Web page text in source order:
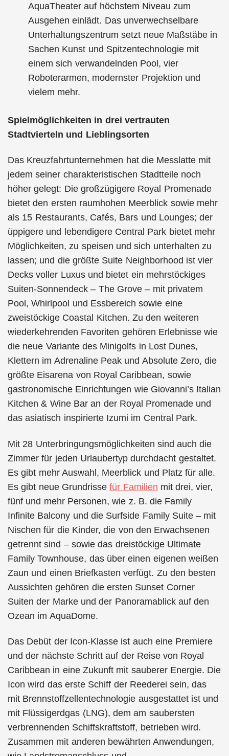
AquaTheater auf höchstem Niveau zum
Ausgehen einlädt. Das unverwechselbare
Unterhaltungszentrum setzt neue Maßstäbe in
Sachen Kunst und Spitzentechnologie mit
einem sich verwandelnden Pool, vier
Roboterarmen, modernster Projektion und
vielem mehr.
Spielmöglichkeiten in drei vertrauten
Stadtvierteln und Lieblingsorten
Das Kreuzfahrtunternehmen hat die Messlatte mit
jedem seiner charakteristischen Stadtteile noch
höher gelegt: Die großzügigere Royal Promenade
bietet den ersten raumhohen Meerblick sowie mehr
als 15 Restaurants, Cafés, Bars und Lounges; der
üppigere und lebendigere Central Park bietet mehr
Möglichkeiten, zu speisen und sich unterhalten zu
lassen; und die größte Suite Neighborhood ist vier
Decks voller Luxus und bietet ein mehrstöckiges
Suiten-Sonnendeck – The Grove – mit privatem
Pool, Whirlpool und Essbereich sowie eine
zweistöckige Coastal Kitchen. Zu den weiteren
wiederkehrenden Favoriten gehören Erlebnisse wie
die neue Variante des Minigolfs in Lost Dunes,
Klettern im Adrenaline Peak und Absolute Zero, die
größte Eisarena von Royal Caribbean, sowie
gastronomische Einrichtungen wie Giovanni’s Italian
Kitchen & Wine Bar an der Royal Promenade und
das asiatisch inspirierte Izumi im Central Park.
Mit 28 Unterbringungsmöglichkeiten sind auch die
Zimmer für jeden Urlaubertyp durchdacht gestaltet.
Es gibt mehr Auswahl, Meerblick und Platz für alle.
Es gibt neue Grundrissefür Familien mit drei, vier,
fünf und mehr Personen, wie z. B. die Family
Infinite Balcony und die Surfside Family Suite – mit
Nischen für die Kinder, die von den Erwachsenen
getrennt sind – sowie das dreistöckige Ultimate
Family Townhouse, das über einen eigenen weißen
Zaun und einen Briefkasten verfügt. Zu den besten
Aussichten gehören die ersten Sunset Corner
Suiten der Marke und der Panoramablick auf den
Ozean im AquaDome.
Das Debüt der Icon-Klasse ist auch eine Premiere
und der nächste Schritt auf der Reise von Royal
Caribbean in eine Zukunft mit sauberer Energie. Die
Icon wird das erste Schiff der Reederei sein, das
mit Brennstoffzellentechnologie ausgestattet ist und
mit Flüssigerdgas (LNG), dem am saubersten
verbrennenden Schiffskraftstoff, betrieben wird.
Zusammen mit anderen bewährten Anwendungen,